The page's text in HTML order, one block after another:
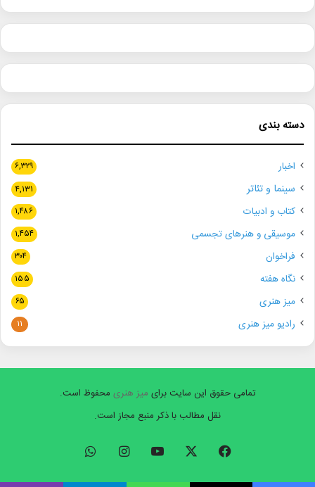
دسته بندی
اخبار ۶,۳۲۹
سینما و تئاتر ۴,۱۳۱
کتاب و ادبیات ۱,۴۸۶
موسیقی و هنرهای تجسمی ۱,۴۵۴
فراخوان ۳۰۴
نگاه هفته ۱۵۵
میز هنری ۶۵
رادیو میز هنری ۱۱
تمامی حقوق این سایت برای میز هنری محفوظ است.
نقل مطالب با ذکر منبع مجاز است.
فیسبوک ایکس یوتیوب اینستاگرام